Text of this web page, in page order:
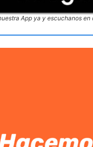
App ya y escuchanos en